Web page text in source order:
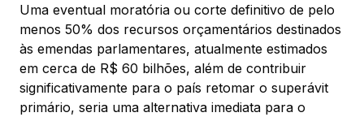
Uma eventual moratória ou corte definitivo de pelo
menos 50% dos recursos orçamentários destinados
às emendas parlamentares, atualmente estimados
em cerca de R$ 60 bilhões, além de contribuir
significativamente para o país retomar o superávit
primário, seria uma alternativa imediata para o